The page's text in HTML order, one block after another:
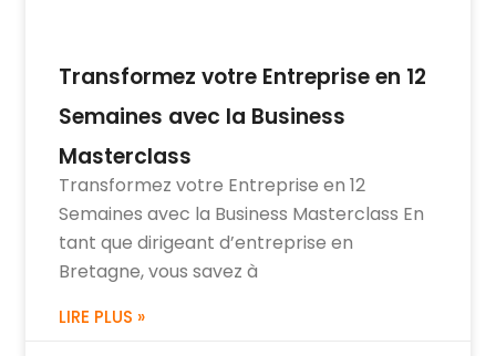
Transformez votre Entreprise en 12
Semaines avec la Business
Masterclass
Transformez votre Entreprise en 12
Semaines avec la Business Masterclass En
tant que dirigeant d’entreprise en
Bretagne, vous savez à
LIRE PLUS »